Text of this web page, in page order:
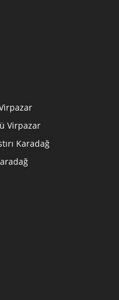
Virpazar
Karadağ